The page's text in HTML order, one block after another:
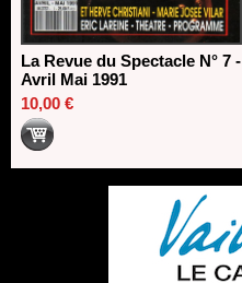
La Revue du Spectacle N° 7 -
Avril Mai 1991
10,00 €